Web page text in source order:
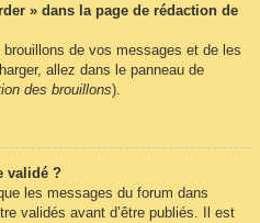
» dans la page de rédaction de
brouillons de vos messages et de les
allez dans le panneau de
des brouillons).
validé ?
les messages du forum dans
validés avant d’être publiés. Il est